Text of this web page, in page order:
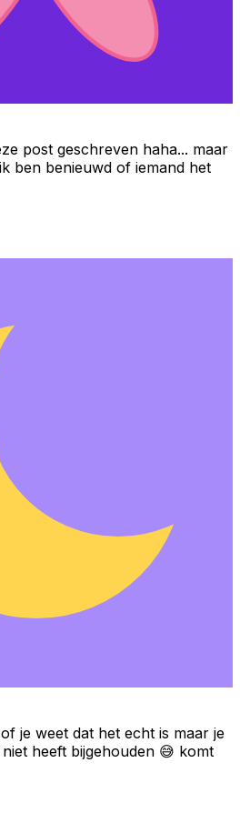
post geschreven haha... maar
ben benieuwd of iemand het
je weet dat het echt is maar je
heeft bijgehouden 😅 komt